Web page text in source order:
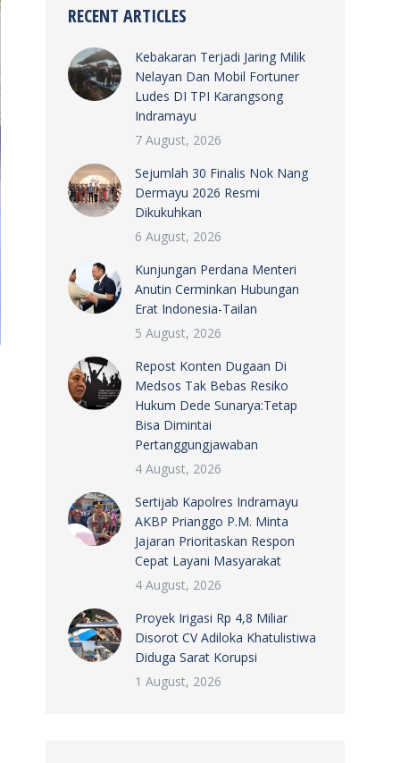
RECENT ARTICLES
Kebakaran Terjadi Jaring Milik
Nelayan Dan Mobil Fortuner
Ludes DI TPI Karangsong
Indramayu
7 August, 2026
Sejumlah 30 Finalis Nok Nang
Dermayu 2026 Resmi
Dikukuhkan
6 August, 2026
Kunjungan Perdana Menteri
Anutin Cerminkan Hubungan
Erat Indonesia-Tailan
5 August, 2026
Repost Konten Dugaan Di
Medsos Tak Bebas Resiko
Hukum Dede Sunarya:Tetap
Bisa Dimintai
Pertanggungjawaban
4 August, 2026
Sertijab Kapolres Indramayu
AKBP Prianggo P.M. Minta
Jajaran Prioritaskan Respon
Cepat Layani Masyarakat
4 August, 2026
Proyek Irigasi Rp 4,8 Miliar
Disorot CV Adiloka Khatulistiwa
Diduga Sarat Korupsi
1 August, 2026